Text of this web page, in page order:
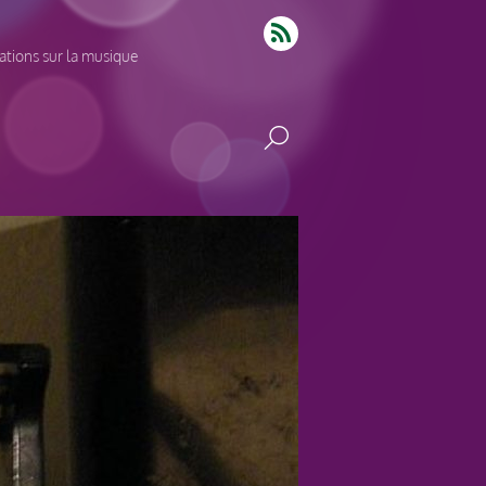
sur la musique